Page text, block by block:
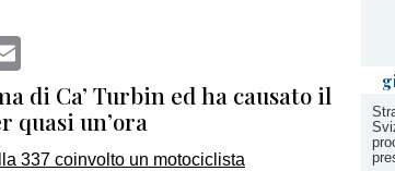
di Ca’ Turbin ed ha causato il
quasi un’ora